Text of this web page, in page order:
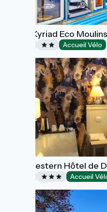
Hôtel Kyriad Eco
Accueil Vélo
Best western Hôtel de
Accueil